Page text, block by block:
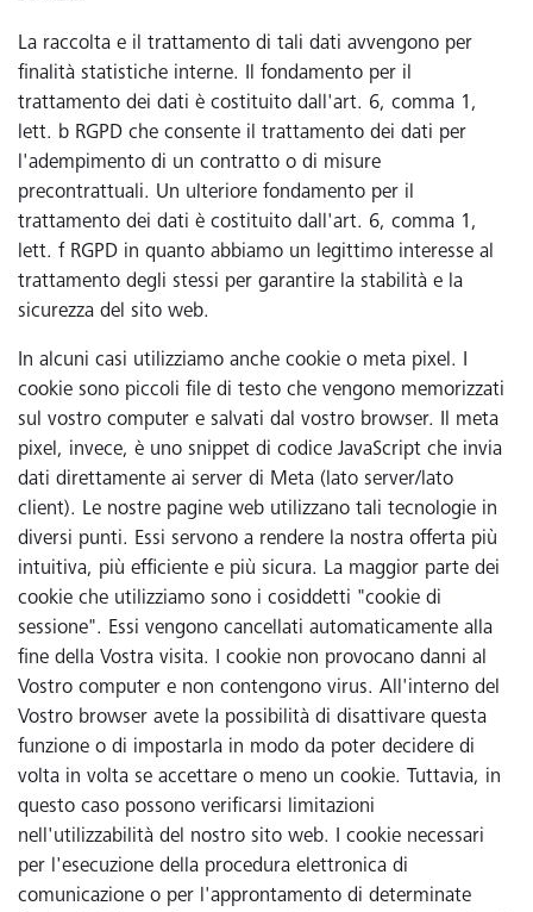
La raccolta e il trattamento di tali dati avvengono per
finalità statistiche interne. Il fondamento per il
trattamento dei dati è costituito dall'art. 6, comma 1,
lett. b RGPD che consente il trattamento dei dati per
l'adempimento di un contratto o di misure
precontrattuali. Un ulteriore fondamento per il
trattamento dei dati è costituito dall'art. 6, comma 1,
lett. f RGPD in quanto abbiamo un legittimo interesse al
trattamento degli stessi per garantire la stabilità e la
sicurezza del sito web.
In alcuni casi utilizziamo anche cookie o meta pixel. I
cookie sono piccoli file di testo che vengono memorizzati
sul vostro computer e salvati dal vostro browser. Il meta
pixel, invece, è uno snippet di codice JavaScript che invia
dati direttamente ai server di Meta (lato server/lato
client). Le nostre pagine web utilizzano tali tecnologie in
diversi punti. Essi servono a rendere la nostra offerta più
intuitiva, più efficiente e più sicura. La maggior parte dei
cookie che utilizziamo sono i cosiddetti "cookie di
sessione". Essi vengono cancellati automaticamente alla
fine della Vostra visita. I cookie non provocano danni al
Vostro computer e non contengono virus. All'interno del
Vostro browser avete la possibilità di disattivare questa
funzione o di impostarla in modo da poter decidere di
volta in volta se accettare o meno un cookie. Tuttavia, in
questo caso possono verificarsi limitazioni
nell'utilizzabilità del nostro sito web. I cookie necessari
per l'esecuzione della procedura elettronica di
comunicazione o per l'approntamento di determinate